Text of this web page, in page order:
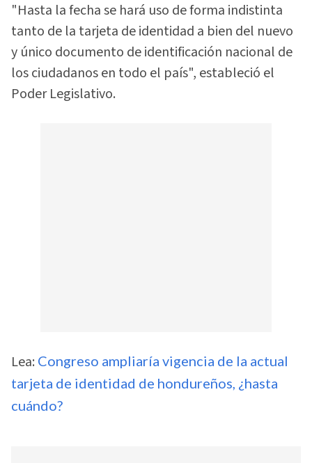
"Hasta la fecha se hará uso de forma indistinta
tanto de la tarjeta de identidad a bien del nuevo
y único documento de identificación nacional de
los ciudadanos en todo el país", estableció el
Poder Legislativo.
Lea: Congreso ampliaría vigencia de la actual
tarjeta de identidad de hondureños, ¿hasta
cuándo?